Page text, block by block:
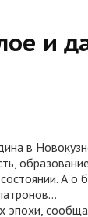
и
в
эпохи,